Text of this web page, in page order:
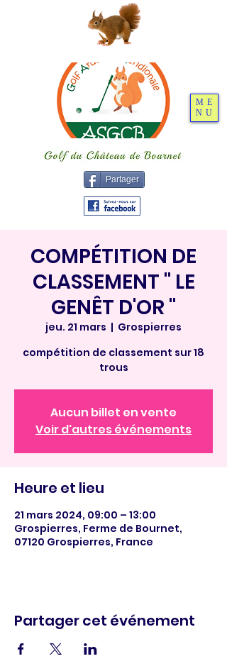
Partager
ME
NU
COMPÉTITION DE
CLASSEMENT " LE
GENÊT D'OR "
jeu. 21 mars
  |
Grospierres
compétition de classement sur 18
trous
Aucun billet en vente
Voir d'autres événements
Heure et lieu
21 mars 2024, 09:00 – 13:00
Grospierres, Ferme de Bournet,
07120 Grospierres, France
Partager cet événement